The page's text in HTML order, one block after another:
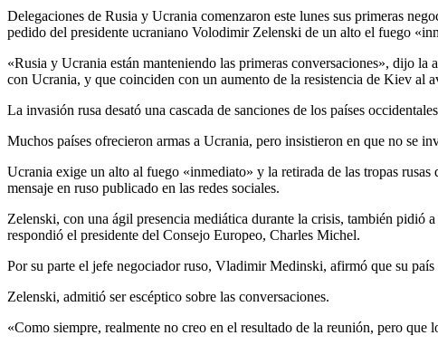
Delegaciones de Rusia y Ucrania comenzaron este lunes sus primeras
pedido del presidente ucraniano Volodimir Zelenski de un alto el fuego
«Rusia y Ucrania están manteniendo las primeras conversaciones», dijo
con Ucrania, y que coinciden con un aumento de la resistencia de Kiev al
La invasión rusa desató una cascada de sanciones de los países
Muchos países ofrecieron armas a Ucrania, pero insistieron en que no se
Ucrania exige un alto al fuego «inmediato» y la retirada de las tropas
mensaje en ruso publicado en las redes sociales.
Zelenski, con una ágil presencia mediática durante la crisis, también pidió
respondió el presidente del Consejo Europeo, Charles Michel.
Por su parte el jefe negociador ruso, Vladimir Medinski, afirmó que su
Zelenski, admitió ser escéptico sobre las conversaciones.
«Como siempre, realmente no creo en el resultado de la reunión, pero que